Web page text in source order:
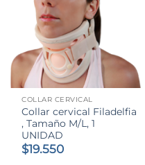
COLLAR CERVICAL
Collar cervical Filadelfia
, Tamaño M/L, 1
UNIDAD
$19.550